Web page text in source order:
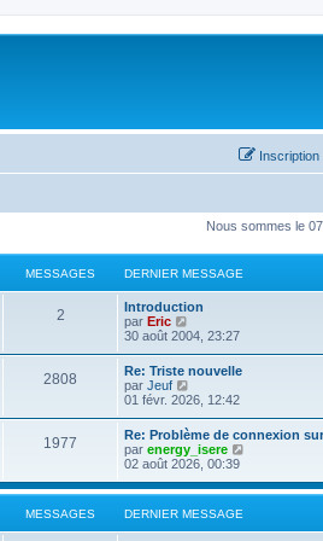
Inscription
Nous sommes le
MESSAGES DERNIER MESSAGE
2
Introduction
par Eric
o
u
l
t
e
r
l
e
d
e
r
n
i
30 août 2004, 23:27
2808
Re: Triste nouvelle
par Jeuf
o
u
l
t
e
r
l
e
01 févr. 2026, 12:42
1977
Re: Problème de connexion
par energy_isere
s
t
02 août 2026, 00:39
MESSAGES DERNIER MESSAGE